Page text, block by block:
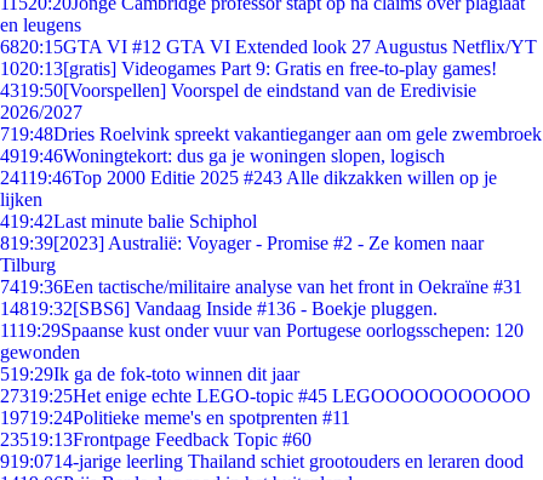
en leugens
6820:15GTA VI #12 GTA VI Extended look 27 Augustus Netflix/YT
1020:13[gratis] Videogames Part 9: Gratis en free-to-play games!
4319:50[Voorspellen] Voorspel de eindstand van de Eredivisie
2026/2027
719:48Dries Roelvink spreekt vakantieganger aan om gele zwembroek
4919:46Woningtekort: dus ga je woningen slopen, logisch
24119:46Top 2000 Editie 2025 #243 Alle dikzakken willen op je
lijken
419:42Last minute balie Schiphol
819:39[2023] Australië: Voyager - Promise #2 - Ze komen naar
Tilburg
7419:36Een tactische/militaire analyse van het front in Oekraïne #31
14819:32[SBS6] Vandaag Inside #136 - Boekje pluggen.
1119:29Spaanse kust onder vuur van Portugese oorlogsschepen: 120
gewonden
519:29Ik ga de fok-toto winnen dit jaar
27319:25Het enige echte LEGO-topic #45 LEGOOOOOOOOOOO
19719:24Politieke meme's en spotprenten #11
23519:13Frontpage Feedback Topic #60
919:0714-jarige leerling Thailand schiet grootouders en leraren dood